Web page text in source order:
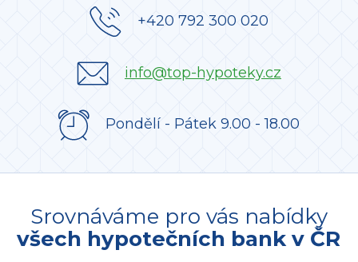
+420 792 300 020
info@top-hypoteky.cz
Pondělí - Pátek 9.00 - 18.00
Srovnáváme pro vás nabídky
všech hypotečních bank v ČR